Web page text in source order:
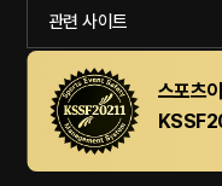
관련 사이트
스포츠